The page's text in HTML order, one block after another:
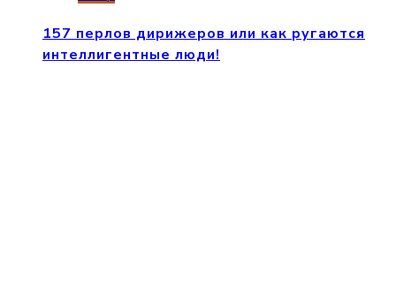
157 перлов дирижеров или как ругаются
интеллигентные люди!